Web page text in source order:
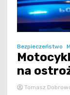
Bezpieczeństwo
na
Tomasz